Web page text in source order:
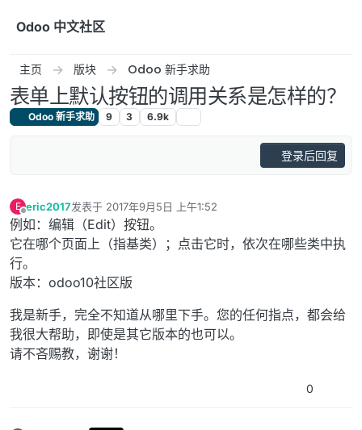
Odoo 中文社区
主页 版块 Odoo 新手求助
表单上默认按钮的调用关系是怎样的？
Odoo 新手求助 9 3 6.9k
登录后回复
E
离线
eric2017发表于 2017年9月5日 上午1:52
最后由 编辑
例如：编辑（Edit）按钮。
它在哪个页面上（指基类）；点击它时，依次在哪些类中执
行。
版本：odoo10社区版
我是新手，完全不知道从哪里下手。您的任何指点，都会给
我很大帮助，即使是其它版本的也可以。
请不吝赐教，谢谢！
0